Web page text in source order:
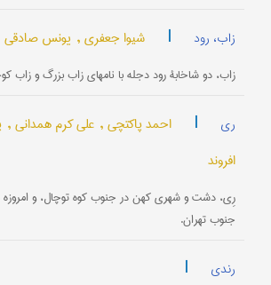
زاب، رود | شیوا جعفری , یونس صادقی
زاب، دو شاخابۀ رود دجله با نامهای زاب بزرگ و زاب
ری | احمد پاکتچی , علی کرم همدانی ,
افروند
رِی، دشت و شهری کهن در جنوب کوه توچال، و امروزه
جنوب تهران.
رندی |